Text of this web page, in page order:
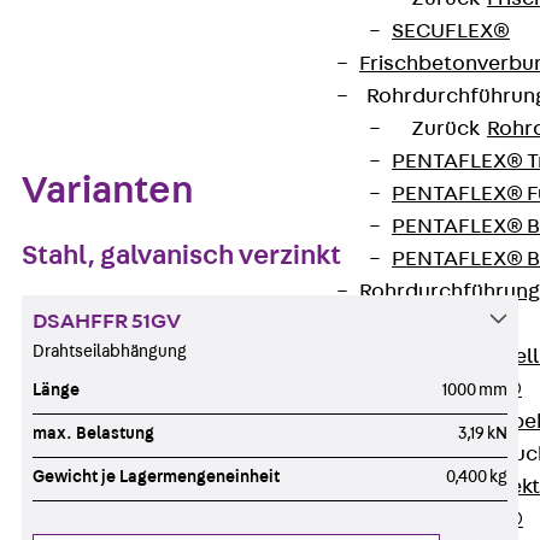
SECUFLEX®
Zurück
PENTAFLEX®
PENTAFLEX®
PENTAFLEX®
PENTAFLEX®
Quellbänder
SWELLFLEX®
Quellbänder
Zurück
PLURAFLEX®
Varianten
Stahl, galvanisch verzinkt
DSAHFFR 51GV
Drahtseilabhängung
Länge 1000 mm
max. Belastung 3,19 kN
Gewicht je Lagermengeneinheit 0,400 kg